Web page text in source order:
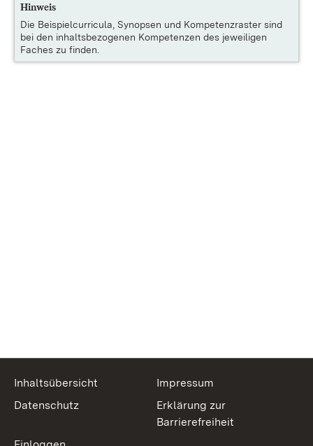
Hinweis
Die Beispielcurricula, Synopsen und Kompetenzraster sind
bei den inhaltsbezogenen Kompetenzen des jeweiligen
Faches zu finden.
Inhaltsübersicht
Impressum
Datenschutz
Erklärung zur
Barrierefreiheit